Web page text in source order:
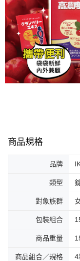
商品規格
品牌
類型
對象族群
包裝組合
商品重量
商品組合／規格 4